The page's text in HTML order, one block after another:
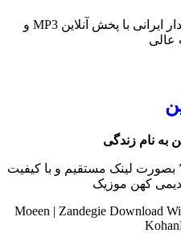
دانلود بهترین آهنگ های پرطرفدار ایرانی با پخش آنلاین MP3 و
عالی
به نام زندگی
بصورت لینک مستقیم و با کیفیت
کهن موزیک
Moeen | Zandegie Download